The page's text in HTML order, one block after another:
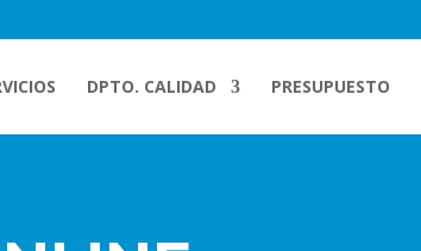
DPTO. CALIDAD PRESUPUESTO